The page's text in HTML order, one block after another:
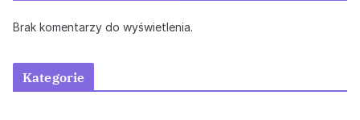
Brak komentarzy do wyświetlenia.
Kategorie